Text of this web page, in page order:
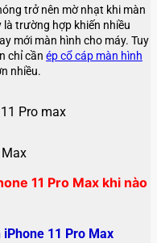
trở nên mờ nhạt khi màn
là trường hợp khiến nhiều
mới màn hình cho máy. Tuy
chỉ cần ép cổ cáp màn hình
nhiều.
11 Pro Max khi nào
11 Pro Max